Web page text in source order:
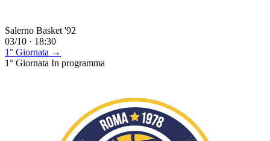
Salerno Basket '92
03/10 · 18:30
1° Giornata →
1° Giornata In programma